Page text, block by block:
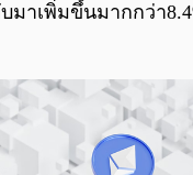
มาเพิ่มขึ้นมากกว่า